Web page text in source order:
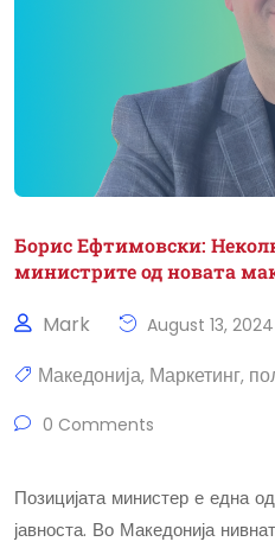
Борис Ефтимовски:
министрите од новата
Mark August 13, 2024
Македонија, Маркетинг,
0 Comments
Позицијата министер е една
јавноста. Во Македонија